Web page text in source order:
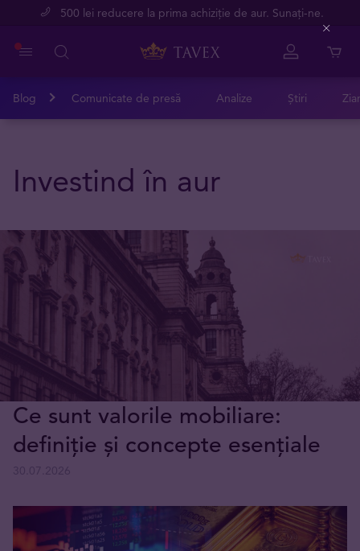
500 lei reducere la prima achiziție de aur. Sunați-ne.
Blog Comunicate de presă Analize Știri
Investind în aur
Ce sunt valorile mobiliare:
definiție și concepte esențiale
Close